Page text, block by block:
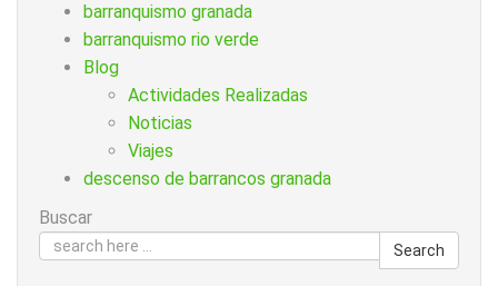
barranquismo granada
barranquismo rio verde
Blog
Actividades Realizadas
Noticias
Viajes
descenso de barrancos granada
Buscar
Search